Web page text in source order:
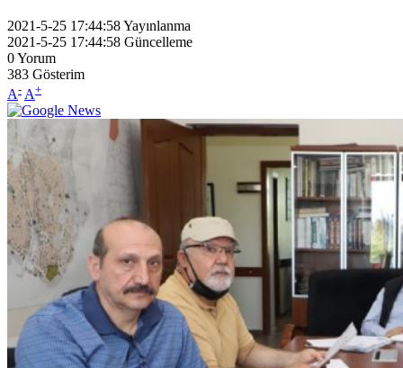
2021-5-25 17:44:58Yayınlanma
2021-5-25 17:44:58 Güncelleme
0Yorum
383 Gösterim
A- A+